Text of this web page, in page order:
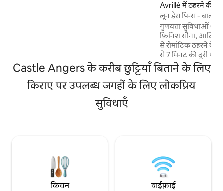
Avrillé में ठहरने की
लून डेस पिन्स -
गुणवत्ता सुविधाओं (2 -
फ़िनिश सौना, आदि)
से रोमांटिक ठहरने के लिए आदर्श।
से 7 मिनट की दूरी पर
और एक पार्क से 500
शानदार सैर की पेशकश करता है।
अनुमति नहीं है। हम
Castle Angers के करीब छुट्टियाँ बिताने के लिए
किराए पर उपलब्ध जगहों के लिए लोकप्रिय
सुविधाएँ
किचन वाईफ़ाई